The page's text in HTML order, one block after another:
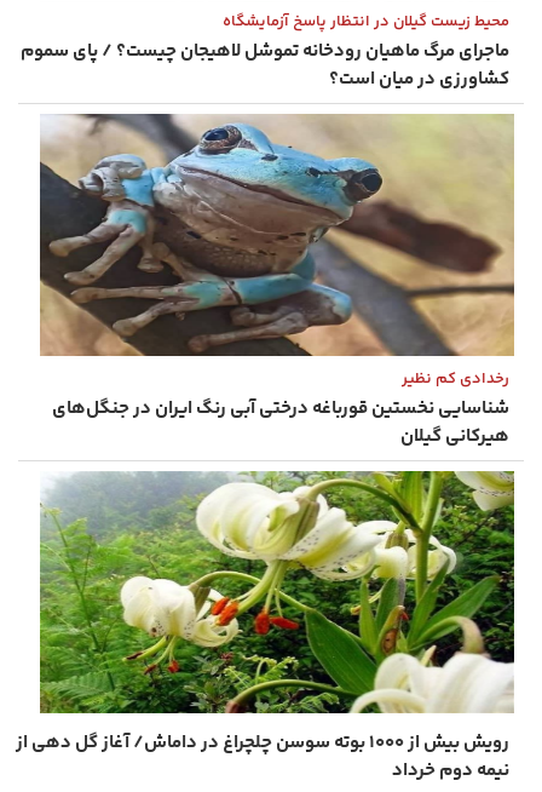
محیط زیست گیلان در انتظار پاسخ آزمایشگاه
ماجرای مرگ ماهیان رودخانه تموشل لاهیجان چیست؟ / پای سموم
کشاورزی در میان است؟
رخدادی کم نظیر
شناسایی نخستین قورباغه درختی آبی ‌رنگ ایران در جنگل‌های
هیرکانی گیلان
رویش بیش از ۱۰۰۰ بوته سوسن چلچراغ در داماش/ آغاز گل دهی از
نیمه دوم خرداد